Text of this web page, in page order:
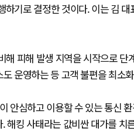
하기로 결정한 것이다. 이는 김
해 피해 발생 지역을 시작으로
운영하는 등 고객 불편을 최소
안심하고 이용할 수 있는 통신
해킹 사태라는 값비싼 대가를